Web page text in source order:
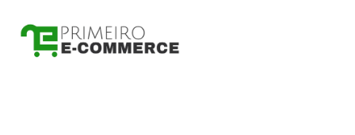
Pular
para
Pular
para